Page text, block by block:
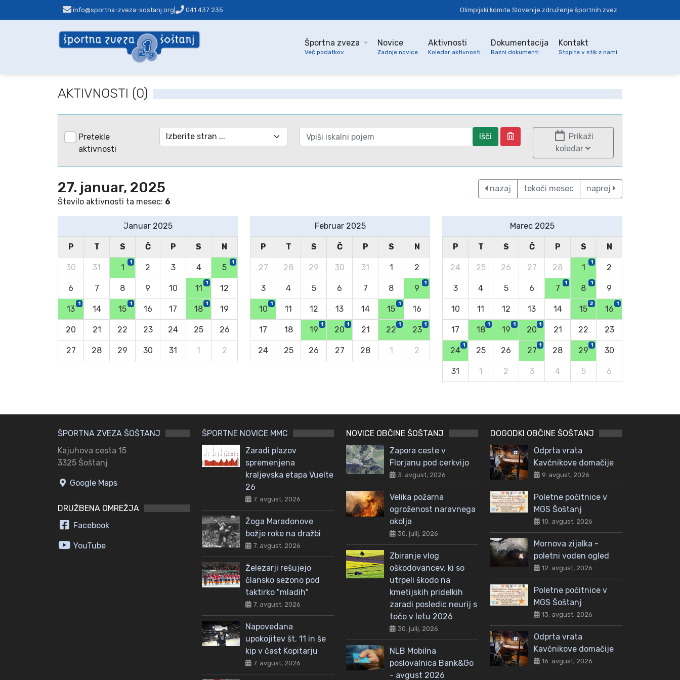
info@sportna-zveza-sostanj.org 041 437 235 Olimpijski komite Slovenije združenje športnih zvez
Športna zveza
Več podatkov
Novice
Zadnje novice
Aktivnosti
Koledar aktivnosti
Dokumentacija
Razni dokumenti
Kontakt
Stopite v stik z nami
AKTIVNOSTI (0)
Pretekle
aktivnosti
Išči
Prikaži
koledar
27. januar, 2025
Število aktivnosti ta mesec: 6
nazaj tekoči mesec naprej
Januar 2025
P T S Č P S N
30 31 1
1
2 3 4 5
1
6 7 8 9 10 11
1
12
13
1
14 15
1
16 17 18
1
19
20 21 22 23 24 25 26
27 28 29 30 31 1 2
Februar 2025
P T S Č P S N
27 28 29 30 31 1 2
3 4 5 6 7 8 9
1
10
1
11 12 13 14 15
1
16
17 18 19
1
20
1
21 22
1
23
1
24 25 26 27 28 1 2
Marec 2025
P T S Č P S N
24 25 26 27 28 1
1
2
3 4 5 6 7
1
8
1
9
10 11 12 13 14 15
2
16
1
17 18
1
19
1
20
1
21 22 23
24
1
25 26 27
1
28 29
1
30
31 1 2 3 4 5 6
ŠPORTNA ZVEZA ŠOŠTANJ
Kajuhova cesta 15
3325 Šoštanj
Google Maps
DRUŽBENA OMREŽJA
Facebook
YouTube
ŠPORTNE NOVICE MMC
Zaradi plazov
spremenjena
kraljevska etapa Vuelte
26
7. avgust, 2026
Žoga Maradonove
božje roke na dražbi
7. avgust, 2026
Železarji rešujejo
člansko sezono pod
taktirko "mladih"
7. avgust, 2026
Napovedana
upokojitev št. 11 in še
kip v čast Kopitarju
7. avgust, 2026
NOVICE OBČINE ŠOŠTANJ
Zapora ceste v
Florjanu pod cerkvijo
3. avgust, 2026
Velika požarna
ogroženost naravnega
okolja
30. julij, 2026
Zbiranje vlog
oškodovancev, ki so
utrpeli škodo na
kmetijskih pridelkih
zaradi posledic neurij s
točo v letu 2026
30. julij, 2026
NLB Mobilna
poslovalnica Bank&Go
- avgust 2026
DOGODKI OBČINE ŠOŠTANJ
Odprta vrata
Kavčnikove domačije
9. avgust, 2026
Poletne počitnice v
MGS Šoštanj
10. avgust, 2026
Mornova zijalka -
poletni voden ogled
12. avgust, 2026
Poletne počitnice v
MGS Šoštanj
13. avgust, 2026
Odprta vrata
Kavčnikove domačije
16. avgust, 2026